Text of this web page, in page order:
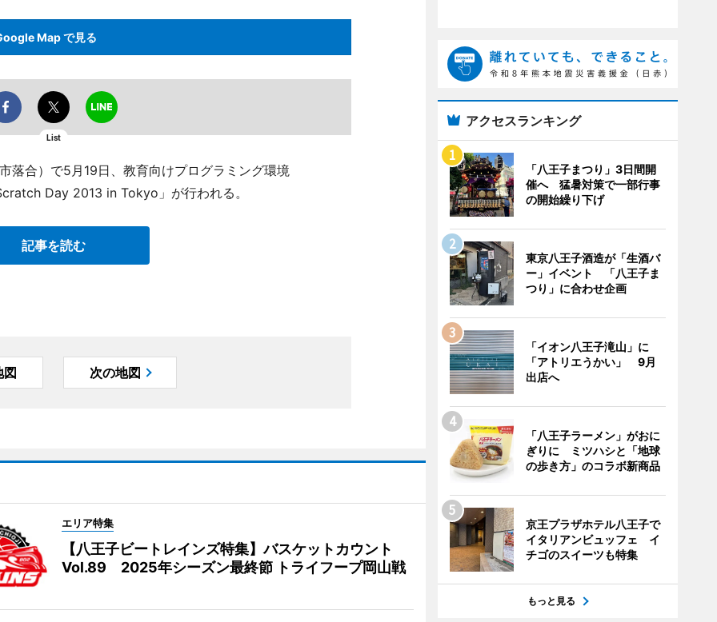
Map で見る
List
落合）で5月19日、教育向けプログラミング環境
Day 2013 in Tokyo」が行われる。
記事を読む
図 次の地図
エリア特集
【八王子ビートレインズ特集】バスケットカウント
Vol.89 2025年シーズン最終節 トライフープ岡山戦
アクセスランキング
「八王子まつり」3日間開
催へ 猛暑対策で一部行事
の開始繰り下げ
東京八王子酒造が「生酒バ
ー」イベント 「八王子ま
つり」に合わせ企画
「イオン八王子滝山」に
「アトリエうかい」 9月
出店へ
「八王子ラーメン」がおに
ぎりに ミツハシと「地球
の歩き方」のコラボ新商品
京王プラザホテル八王子で
イタリアンビュッフェ イ
チゴのスイーツも特集
もっと見る